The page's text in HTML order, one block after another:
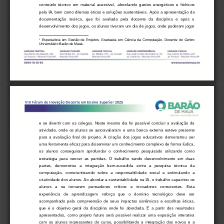
conteúdo  técnico  em  material  acessível,
abordando  gastos  energéticos  e hídricos
pela IA, bem como dilemas éticos e soluções sustentáveis.
Após a apresentação da
documentação
teórica,  que  foi
avaliada  pela  docente  da  disciplina  e  após  o
desenvolvimento dos jogos, os alunos tiveram um dia de jogos, onde puderam jogar
1 Especialista em  Gestão  de  Projetos Graduada  em  Ciência  da  Computação.
Docente  do  Centro
Universitário Barão de Mauá.
VIII Fórum de Inovação Docente em Ensino Superior 2025
e se  divertir  com  os  colegas.  Neste mesmo dia foi  possível  concluir  a  avaliação  da
atividade,  onde os alunos  se autoavaliaram e uma  banca  externa  esteve  presente
para  a  avaliação  final  do  projeto.  A  criação  dos  jogos  educativos demonstrou ser
uma ferramenta eficaz para disseminar um conhecimento complexo de forma Iúdica,
os alunos  conseguiram  aprofundar  o
conhecimento  pesquisado  utilizando  como
estratégia  para  vencer  as  partidas.  O  trabalho  sendo  desenvolvimento  em  duas
partes,   demonstrou   a   integração   bem-sucedida entre   a pesquisa   técnica   da
computação,  conscientizando  sobre  a  responsabilidade  social  e
estimulando  a
criatividade dos alunos. Ao abordar a sustentabilidade na IA, o trabalho capacitou os
alunos   a   se   tornarem   pensadores   críticos   e
inovadores   conscientes.   Esta
experiência   de   aprendizagem
reforça   que   o   domínio   tecnológico   deve   ser
acompanhado  pela  compreensão  de  seus  impactos  sistêmicos  e  escolhas  éticas,
que  é  o  objetivo  geral  da  disciplina  onde  foi  abordada.  E  a  partir  dos  resultados
apresentados,
como  projeto  futuro  será  possível  realizar  uma  exposição  interativa
com  os alunos  ingressantes  do  curso,  possibilitando  a integração  dos  novos e  a